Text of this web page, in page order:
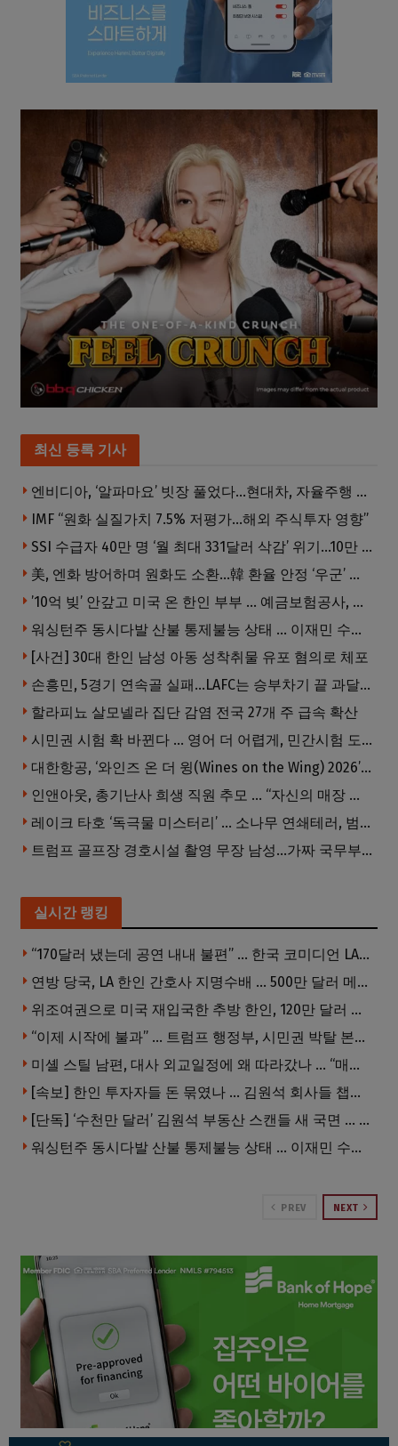
최신 등록 기사
엔비디아, ‘알파마요’ 빗장 풀었다…현대차, 자율주행 속도내나
IMF “원화 실질가치 7.5% 저평가…해외 주식투자 영향”
SSI 수급자 40만 명 ‘월 최대 331달러 삭감’ 위기…10만 명은 수급자격 상실
美, 엔화 방어하며 원화도 소환…韓 환율 안정 ‘우군’ 되나
’10억 빚’ 안갚고 미국 온 한인 부부 … 예금보험공사, 미국서 소송
워싱턴주 동시다발 산불 통제불능 상태 … 이재민 수십만명
[사건] 30대 한인 남성 아동 성착취물 유포 혐의로 체포
손흥민, 5경기 연속골 실패…LAFC는 승부차기 끝 과달라하라 격파
할라피뇨 살모넬라 집단 감염 전국 27개 주 급속 확산
시민권 시험 확 바뀐다 … 영어 더 어렵게, 민간시험 도입 추진
대한항공, ‘와인즈 온 더 윙(Wines on the Wing) 2026’ 5개 부문 수상
인앤아웃, 총기난사 희생 직원 추모 … “자신의 매장 운영이 꿈이었다”
레이크 타호 ‘독극물 미스터리’ … 소나무 연쇄테러, 범인 오리무중
트럼프 골프장 경호시설 촬영 무장 남성…가짜 국무부 직원 행세까지
실시간 랭킹
“170달러 냈는데 공연 내내 불편” … 한국 코미디언 LA공연, 음향 불량에 외모 비하 개그 논란
연방 당국, LA 한인 간호사 지명수배 … 500만 달러 메디캐어 사기, 선고 직전 한국 도주
위조여권으로 미국 재입국한 추방 한인, 120만 달러 은행 사기 행각
“이제 시작에 불과” … 트럼프 행정부, 시민권 박탈 본격화
미셸 스틸 남편, 대사 외교일정에 왜 따라갔나 … “매우 이례적”
[속보] 한인 투자자들 돈 묶였나 … 김원석 회사들 챕터7 강제파산·자진파산 잇따라 신청
[단독] ‘수천만 달러’ 김원석 부동산 스캔들 새 국면 … 한인 투자자들 소송 잇따라 ‘디폴트’ 절차
워싱턴주 동시다발 산불 통제불능 상태 … 이재민 수십만명
PREV NEXT